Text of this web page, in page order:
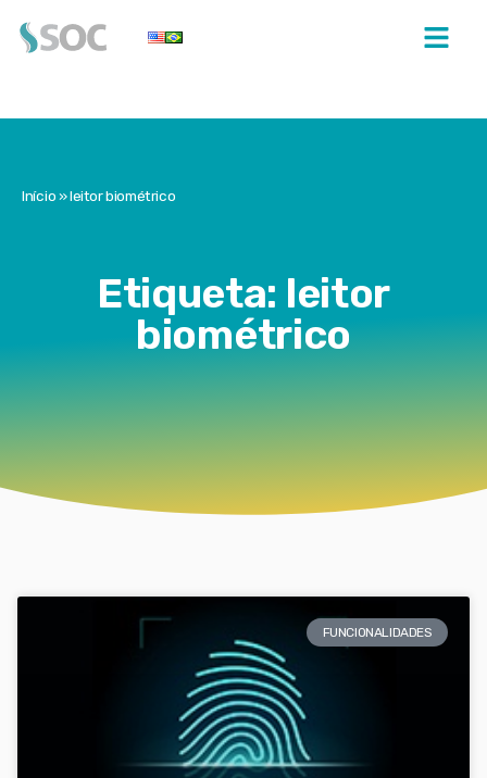
Início»leitor biométrico
Etiqueta: leitor
biométrico
FUNCIONALIDADES